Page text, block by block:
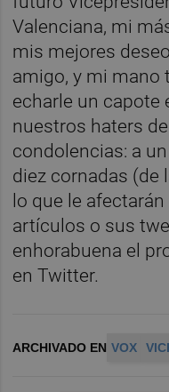
Valenciana, mi
mis mejores
amigo, y mi mano
echarle un capote
nuestros haters
condolencias: a
diez cornadas (de
lo que le
artículos o sus
enhorabuena el
en Twitter.
ARCHIVADO EN VOX